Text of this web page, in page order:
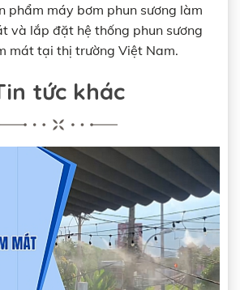
phẩm máy bơm phun sương làm
và lắp đặt hệ thống phun sương
mát tại thị trường Việt Nam.
tức khác